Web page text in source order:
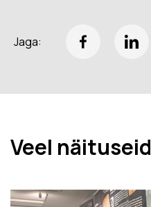
Jaga:
Veel näituseid